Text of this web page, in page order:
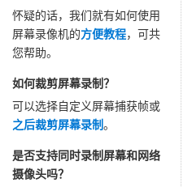
怀疑的话，我们就有如何使用
屏幕录像机的方便教程，可共
您帮助。
如何裁剪屏幕录制？
可以选择自定义屏幕捕获帧或
之后裁剪屏幕录制。
是否支持同时录制屏幕和网络
摄像头吗？